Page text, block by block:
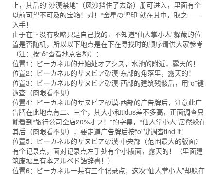
上，其后的“沙漠禁地”（风沙挡住了去路）册可进入，里面有个
以前可望不可及的宝箱！对！“金星の聖印”就在其中，取之——
入手！
由于在下没有攻略只是自己找的，不知道“仙人掌小人”躲藏的位
置是否随机，所以以下地点是在下在寻找时的顺序请供大家参考
（注：按“δ”查看地点名称）：
位置1：ビーカネル的开始处オアシス，水池的附近，露天的！
位置2：ビーカネル的サヌビア砂漠·东部的角落里，露天的！
位置3：ビーカネル的サヌビア砂漠·西部的建筑残骸后，用“o”键
调查（肉眼看不见）
位置4：ビーカネル的サヌビア砂漠·西部的广告牌后，注意此广
告牌在此地点有二、三个，其大小和tidus差不多高，正面调查只
能看到“旅行公司全店20%オフ！”的字幕，“仙人掌小人”居然躲在
其后（肉眼看不见），要走道广告牌后按“o”键调查find it！
位置5：ビーカネル的サヌビア砂漠·中央部（范围最大的版面）
有个记录点，面对记录点左手处有个小版面，露天的！（里面建
筑废墟里有本アルベド語辞書！）
位置6：ビーカネル一共有三个记录点，这次“仙人掌小人”却躲在